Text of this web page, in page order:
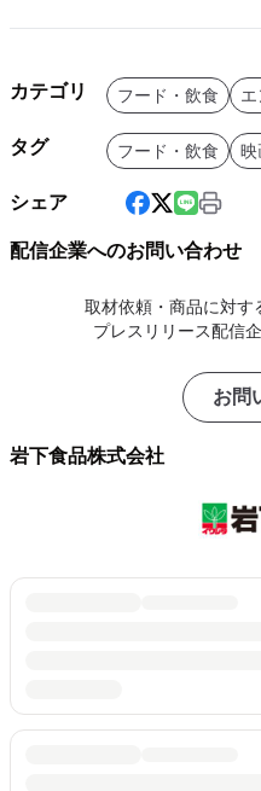
カテゴリ フード・飲食
タグ フード・飲食 映
シェア
配信企業へのお問い合わせ
取材依頼・商品に対す
プレスリリース配信
お問
岩下食品株式会社